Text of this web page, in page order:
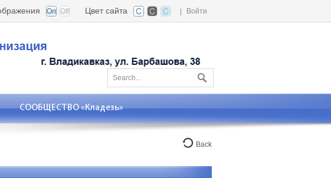
Войти
Цвет сайта
СООБЩЕСТВО «Кладезь»
Back